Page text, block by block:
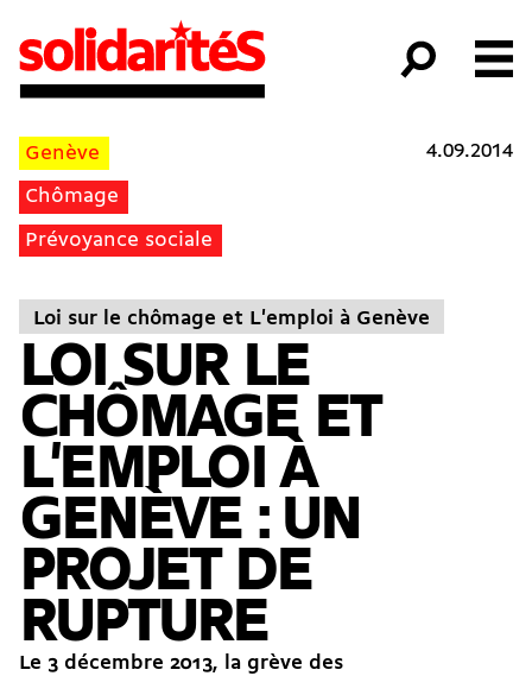
Genève
Chômage
Prévoyance sociale
4.09.2014
Loi sur le chômage et L'emploi à Genève
LOI SUR LE
CHÔMAGE ET
L'EMPLOI À
GENÈVE : UN
PROJET DE
RUPTURE
Le 3 décembre 2013, la grève des